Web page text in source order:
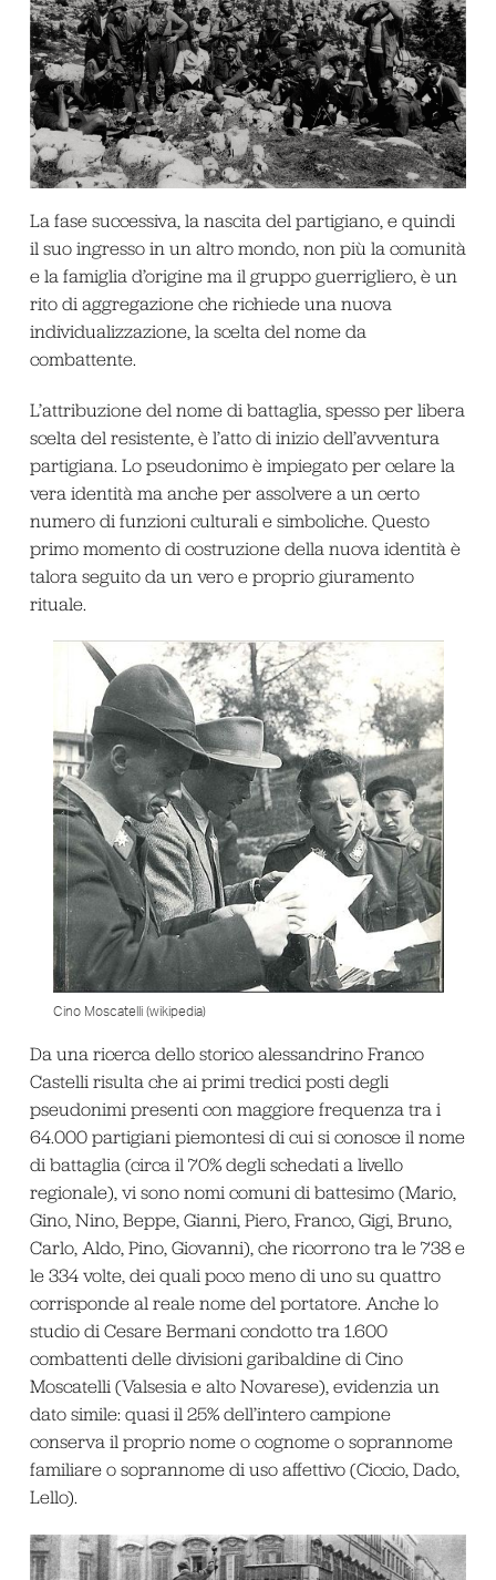
La fase successiva, la nascita del partigiano, e quindi
il suo ingresso in un altro mondo, non più la comunità
e la famiglia d’origine ma il gruppo guerrigliero, è un
rito di aggregazione che richiede una nuova
individualizzazione, la scelta del nome da
combattente.
L’attribuzione del nome di battaglia, spesso per libera
scelta del resistente, è l’atto di inizio dell’avventura
partigiana. Lo pseudonimo è impiegato per celare la
vera identità ma anche per assolvere a un certo
numero di funzioni culturali e simboliche. Questo
primo momento di costruzione della nuova identità è
talora seguito da un vero e proprio giuramento
rituale.
Cino Moscatelli (wikipedia)
Da una ricerca dello storico alessandrino Franco
Castelli risulta che ai primi tredici posti degli
pseudonimi presenti con maggiore frequenza tra i
64.000 partigiani piemontesi di cui si conosce il nome
di battaglia (circa il 70% degli schedati a livello
regionale), vi sono nomi comuni di battesimo (Mario,
Gino, Nino, Beppe, Gianni, Piero, Franco, Gigi, Bruno,
Carlo, Aldo, Pino, Giovanni), che ricorrono tra le 738 e
le 334 volte, dei quali poco meno di uno su quattro
corrisponde al reale nome del portatore. Anche lo
studio di Cesare Bermani condotto tra 1.600
combattenti delle divisioni garibaldine di Cino
Moscatelli (Valsesia e alto Novarese), evidenzia un
dato simile: quasi il 25% dell’intero campione
conserva il proprio nome o cognome o soprannome
familiare o soprannome di uso affettivo (Ciccio, Dado,
Lello).